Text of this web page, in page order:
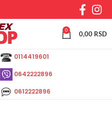
0 0,00 RSD
0114419601
0642222896
0612222896